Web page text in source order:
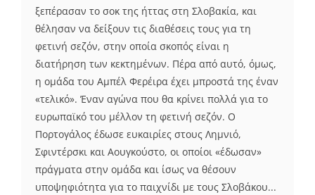
ξεπέρασαν το σοκ της ήττας στη Σλοβακία, και
θέλησαν να δείξουν τις διαθέσεις τους για τη
φετινή σεζόν, στην οποία σκοπός είναι η
διατήρηση των κεκτημένων. Πέρα από αυτό, όμως,
η ομάδα του Αμπέλ Φερέιρα έχει μπροστά της έναν
«τελικό». Έναν αγώνα που θα κρίνει πολλά για το
ευρωπαϊκό του μέλλον τη φετινή σεζόν. Ο
Πορτογάλος έδωσε ευκαιρίες στους Λημνιό,
Σφιντέρσκι και Αουγκούστο, οι οποίοι «έδωσαν»
πράγματα στην ομάδα και ίσως να θέσουν
υποψηφιότητα για το παιχνίδι με τους Σλοβάκου...